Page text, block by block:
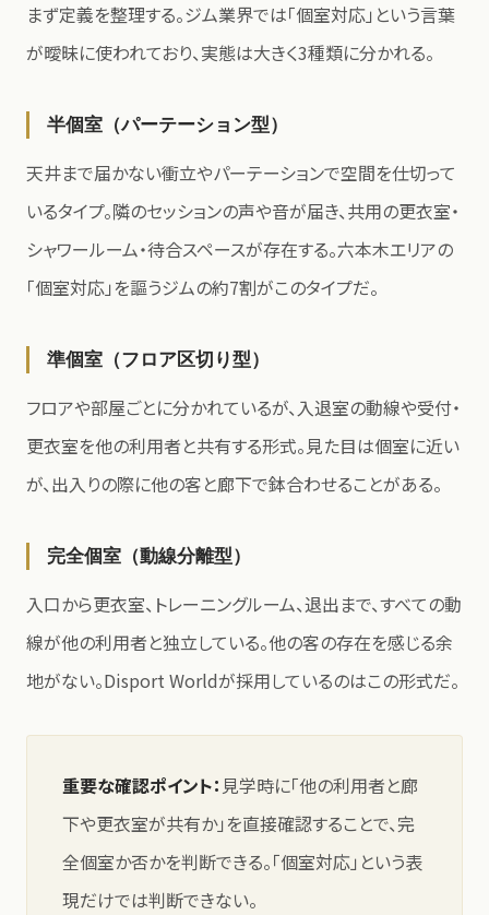
まず定義を整理する。ジム業界では「個室対応」という言葉
が曖昧に使われており、実態は大きく3種類に分かれる。
半個室（パーテーション型）
天井まで届かない衝立やパーテーションで空間を仕切って
いるタイプ。隣のセッションの声や音が届き、共用の更衣室・
シャワールーム・待合スペースが存在する。六本木エリアの
「個室対応」を謳うジムの約7割がこのタイプだ。
準個室（フロア区切り型）
フロアや部屋ごとに分かれているが、入退室の動線や受付・
更衣室を他の利用者と共有する形式。見た目は個室に近い
が、出入りの際に他の客と廊下で鉢合わせることがある。
完全個室（動線分離型）
入口から更衣室、トレーニングルーム、退出まで、すべての動
線が他の利用者と独立している。他の客の存在を感じる余
地がない。Disport Worldが採用しているのはこの形式だ。
重要な確認ポイント： 見学時に「他の利用者と廊
下や更衣室が共有か」を直接確認することで、完
全個室か否かを判断できる。「個室対応」という表
現だけでは判断できない。